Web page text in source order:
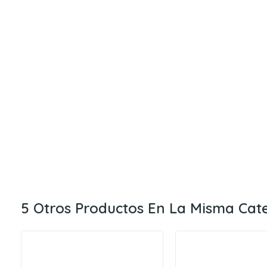
5 Otros Productos En La Misma